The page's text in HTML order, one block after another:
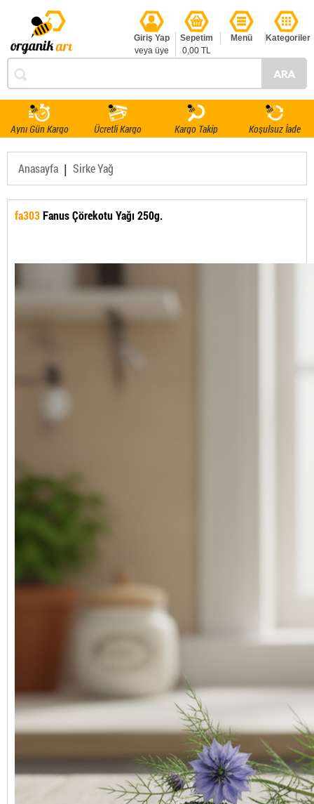
Giriş Yap
veya üye
Sepetim
0,00 TL
Menü Kategoriler
Aynı Gün Kargo Ücretli Kargo Kargo Takip Koşulsuz İade
Anasayfa | Sirke Yağ
fa303Fanus Çörekotu Yağı 250g.